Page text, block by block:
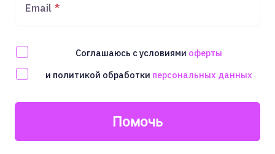
Email
Соглашаюсь с условиями оферты
и политикой обработки персональных данных
Помочь